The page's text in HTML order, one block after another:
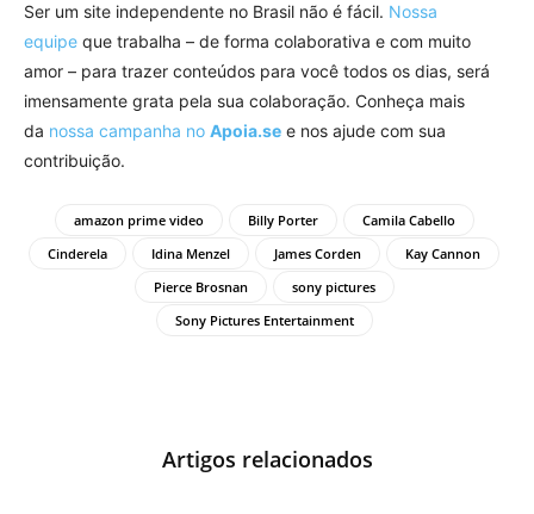
Ser um site independente no Brasil não é fácil. Nossa
equipe que trabalha – de forma colaborativa e com muito
amor – para trazer conteúdos para você todos os dias, será
imensamente grata pela sua colaboração. Conheça mais
da nossa campanha no Apoia.se e nos ajude com sua
contribuição.
amazon prime video Billy Porter
Camila Cabello
Cinderela
Idina Menzel James Corden
Kay Cannon
Pierce Brosnan
sony pictures
Sony Pictures Entertainment
Artigos relacionados